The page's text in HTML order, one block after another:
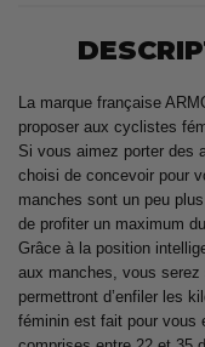
La marque française
proposer aux cyclistes
Si vous aimez porter des
choisi de concevoir pour
manches sont un peu
de profiter un maximum
Grâce à la position
aux manches, vous
permettront d’enfiler les
féminin est fait pour vous